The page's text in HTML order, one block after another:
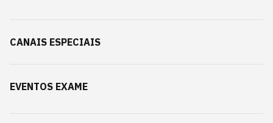
CANAIS ESPECIAIS
EVENTOS EXAME